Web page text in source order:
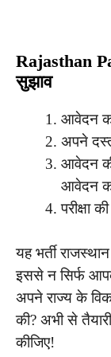
Rajasthan
सुझाव
आवेदन
अपने
आवेदन
आवेदन
परीक्षा
यह भर्ती
इससे न सिर्फ
अपने राज्य के
की? अभी से
कीजिए!